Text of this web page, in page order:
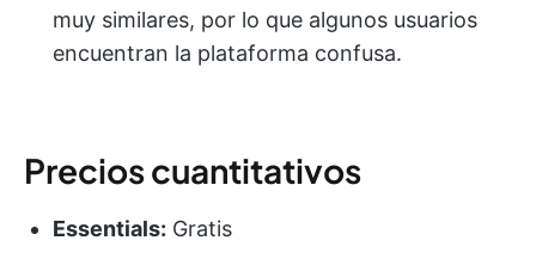
muy similares, por lo que algunos usuarios
encuentran la plataforma confusa.
Precios cuantitativos
Essentials: Gratis